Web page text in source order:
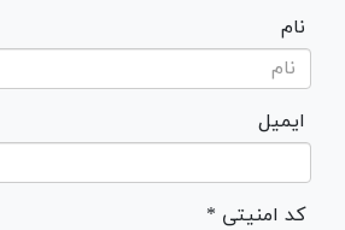
نام
ایمیل
* کد امنیتی